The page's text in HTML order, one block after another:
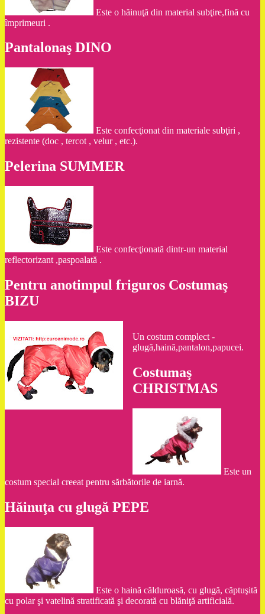
Este o hăinuţă din material subţire,fină cu
împrimeuri .
Pantalonaş DINO
Este confecţionat din materiale subţiri ,
rezistente (doc , tercot , velur , etc.).
Pelerina SUMMER
Este confecţionată dintr-un material
reflectorizant ,paspoalată .
Pentru anotimpul friguros Costumaş
BIZU
Un costum complect -
glugă,haină,pantalon,papucei.
Costumaş
CHRISTMAS
Este un
costum special creeat pentru sărbătorile de iarnă.
Hăinuţa cu glugă PEPE
Este o haină călduroasă, cu glugă, căptuşită
cu polar şi vatelină stratificată şi decorată cu blăniţă artificială.